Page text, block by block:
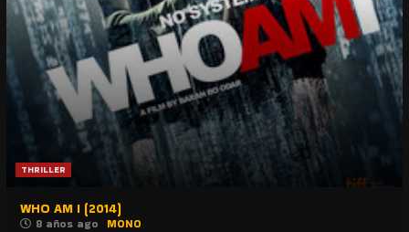
THRILLER
WHO AM I (2014)
8 años ago MONO